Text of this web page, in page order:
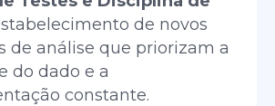
de novos
de análise que priorizam a
do dado e a
constante.